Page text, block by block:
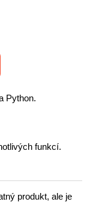
Python.
funkcí.
produkt, ale je